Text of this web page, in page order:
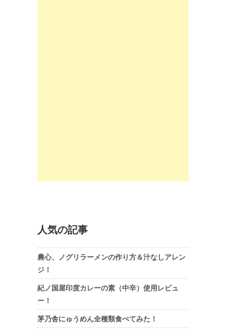
人気の記事
農心、ノグリラーメンの作り方＆汁なしアレン
ジ！
紀ノ国屋印度カレーの素（中辛）使用レビュ
ー！
茅乃舎にゅうめん全種類食べてみた！